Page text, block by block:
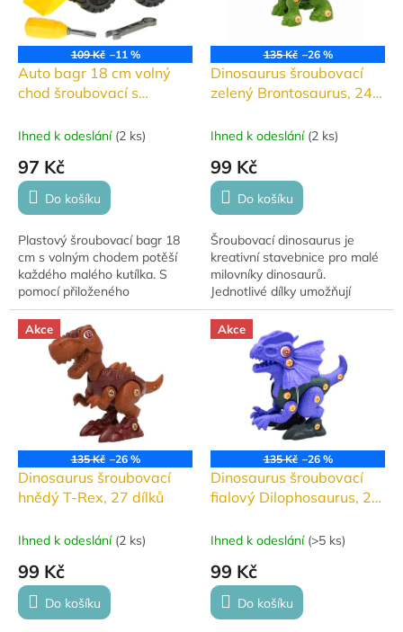
109 Kč –11 %
Auto bagr 18 cm volný
chod šroubovací s
Ihned k odeslání (2 ks)
97 Kč
Do košíku
Plastový šroubovací bagr 18
cm s volným chodem potěší
každého malého kutílka. S
pomocí přiloženého
šroubováku se třemi nástavci
si dítě může autíčko rozebrat i
složit. Skvělé...
135 Kč –26 %
Dinosaurus šroubovací
zelený Brontosaurus, 24
Ihned k odeslání (2 ks)
99 Kč
Do košíku
Šroubovací dinosaurus je
kreativní stavebnice pro malé
milovníky dinosaurů.
Jednotlivé dílky umožňují
sestavení vlastního dinosaura.
Vyrobeno z kvalitního plastu,
vhodné pro...
Akce
135 Kč –26 %
Dinosaurus šroubovací
hnědý T-Rex, 27 dílků
Ihned k odeslání (2 ks)
99 Kč
Do košíku
Akce
135 Kč –26 %
Dinosaurus šroubovací
fialový Dilophosaurus, 26
Ihned k odeslání (>5 ks)
99 Kč
Do košíku